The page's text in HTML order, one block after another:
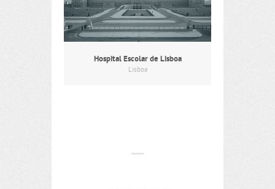
Hospital Escolar de Lisboa
Lisboa